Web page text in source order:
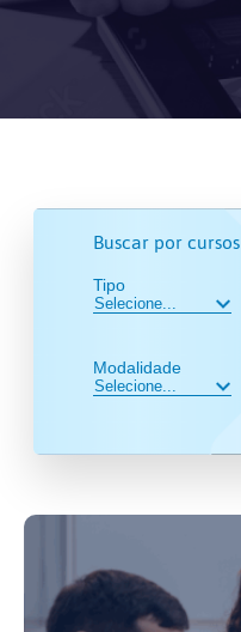
Buscar por cursos
Tipo
Modalidade